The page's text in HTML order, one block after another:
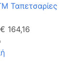
Ταπετσαρίες
€ 164,16